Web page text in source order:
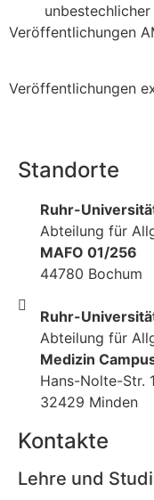
Veröffentlichungen
Veröffentlichungen
Standorte
Ruhr-
Abteilung für
MAFO 01/256
44780 Bochum
Ruhr-
Abteilung für
Medizin
Hans-Nolte-Str. 1
32429 Minden
Kontakte
Lehre und